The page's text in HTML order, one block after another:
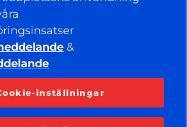
YouTube
&
inställningar